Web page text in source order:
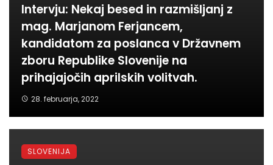
Intervju: Nekaj besed in razmišljanj z
mag. Marjanom Ferjancem,
kandidatom za poslanca v Državnem
zboru Republike Slovenije na
prihajajočih aprilskih volitvah.
28. februarja, 2022
SLOVENIJA